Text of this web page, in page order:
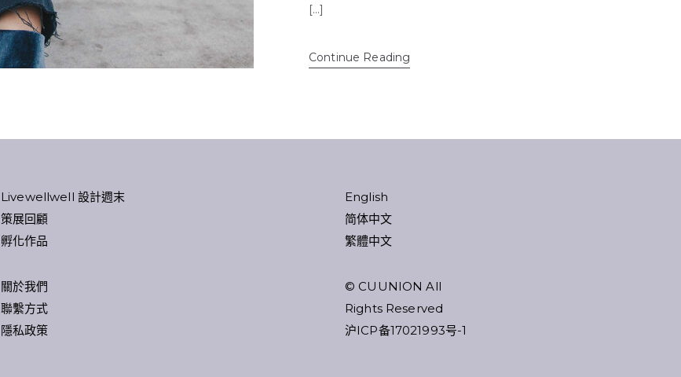
[…]
Continue Reading
Livewellwell 設計週末
策展回顧
孵化作品
關於我們
聯繫方式
隱私政策
English
简体中文
繁體中文
© CUUNION All
Rights Reserved
沪ICP备17021993号-1